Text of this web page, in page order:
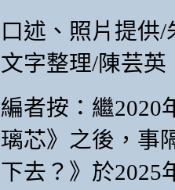
口述、照片提供/
文字整理/陳芸英
編者按：繼2020
璃芯》之後，事
下去？》於2025